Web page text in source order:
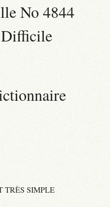
No 4844
Difficile
TRÈS SIMPLE